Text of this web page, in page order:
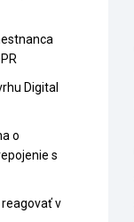
Digital
o
s
reagovať v